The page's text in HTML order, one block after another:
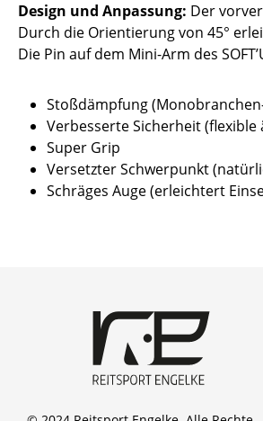
Design und Anpassung: Der
Durch die Orientierung von 45°
Die Pin auf dem Mini-Arm des
Stoßdämpfung
Verbesserte Sicherheit
Super Grip
Versetzter Schwerpunkt
Schräges Auge (erleichtert